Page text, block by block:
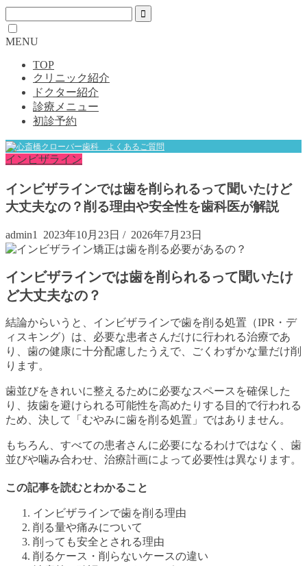
MENU
TOP
クリニック紹介
ドクター紹介
診療メニュー
初診予約
インビザライン
インビザラインでは歯を削られるって聞いたけど
大丈夫なの？削る理由や安全性を歯科医が解説
admin1 2023年10月23日 / 2026年7月23日
インビザラインでは歯を削られるって聞いたけ
ど大丈夫なの？
結論からいうと、インビザラインで歯を削る処置（IPR・デ
ィスキング）は、必要な患者さんだけに行われる治療であ
り、歯の健康に十分配慮したうえで、ごくわずかな量だけ削
ります。
歯並びをきれいに整えるために必要なスペースを確保した
り、抜歯を避けられる可能性を高めたりする目的で行われる
ため、決して「むやみに歯を削る処置」ではありません。
もちろん、すべての患者さんに必要になるわけではなく、歯
並びや噛み合わせ、治療計画によって必要性は異なります。
この記事を読むとわかること
インビザラインで歯を削る理由
削る量や痛みについて
削っても安全とされる理由
削るケース・削らないケースの違い